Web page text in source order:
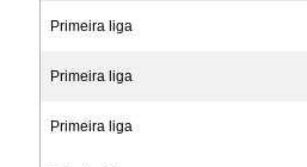
Primeira liga
Primeira liga
Primeira liga